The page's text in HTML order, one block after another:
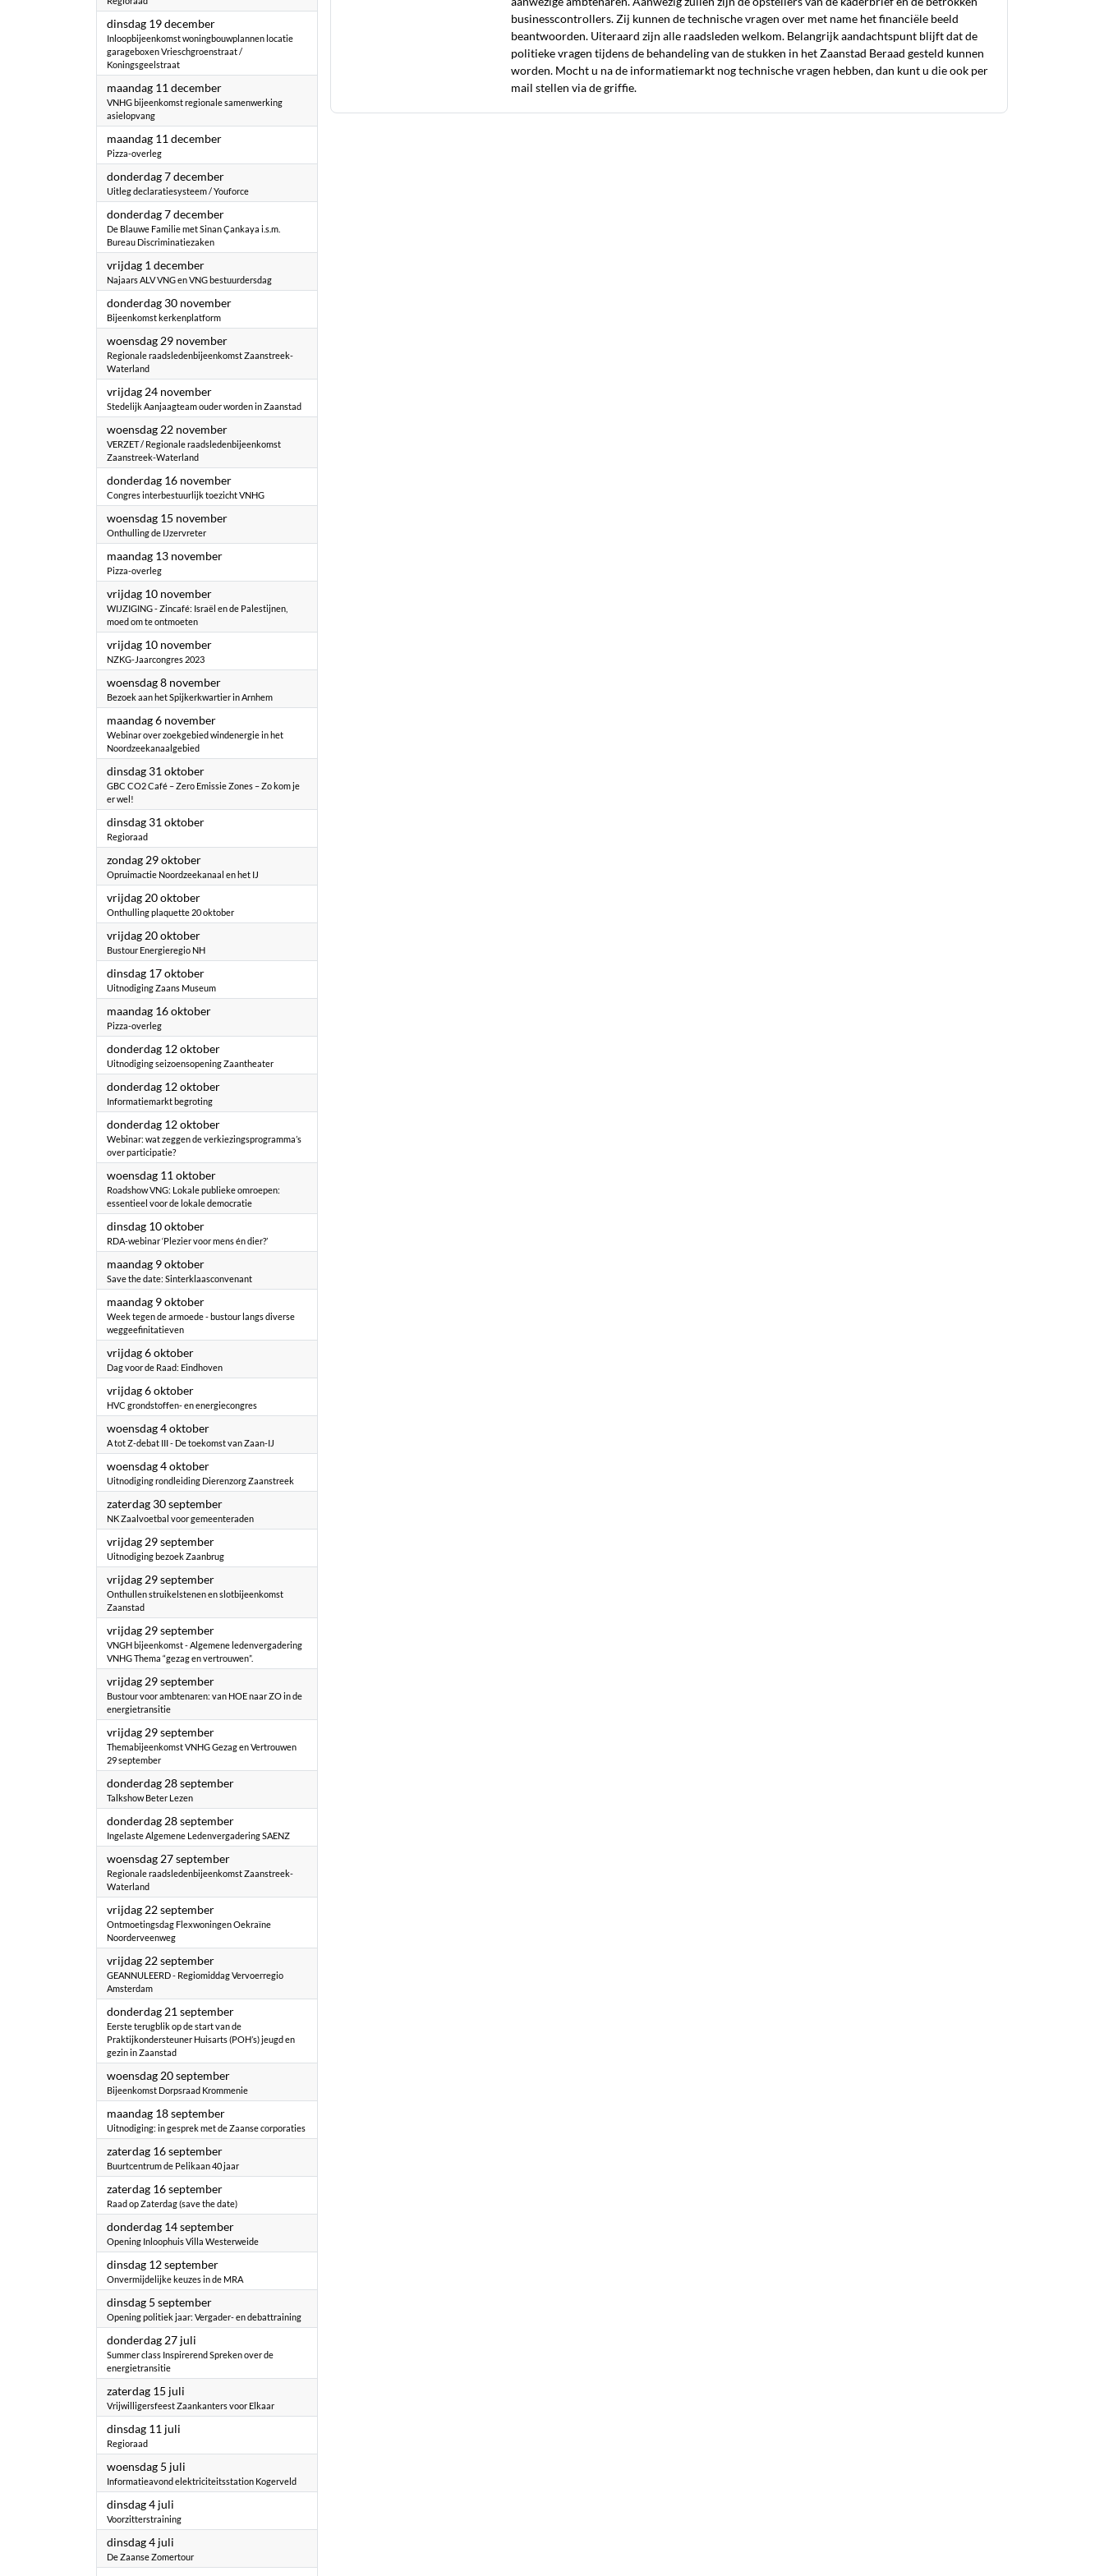
dinsdag 19 december2023
Inloopbijeenkomst woningbouwplannen locatie
garageboxen Vrieschgroenstraat /
Koningsgeelstraat
maandag 11 december2023
VNHG bijeenkomst regionale samenwerking
asielopvang
maandag 11 december2023
Pizza-overleg
donderdag 7 december2023
Uitleg declaratiesysteem / Youforce
donderdag 7 december2023
De Blauwe Familie met Sinan Çankaya i.s.m.
Bureau Discriminatiezaken
vrijdag 1 december2023
Najaars ALV VNG en VNG bestuurdersdag
donderdag 30 november2023
Bijeenkomst kerkenplatform
woensdag 29 november2023
Regionale raadsledenbijeenkomst Zaanstreek-
Waterland
vrijdag 24 november2023
Stedelijk Aanjaagteam ouder worden in Zaanstad
woensdag 22 november2023
VERZET / Regionale raadsledenbijeenkomst
Zaanstreek-Waterland
donderdag 16 november2023
Congres interbestuurlijk toezicht VNHG
woensdag 15 november2023
Onthulling de IJzervreter
maandag 13 november2023
Pizza-overleg
vrijdag 10 november2023
WIJZIGING - Zincafé: Israël en de Palestijnen,
moed om te ontmoeten
vrijdag 10 november2023
NZKG-Jaarcongres 2023
woensdag 8 november2023
Bezoek aan het Spijkerkwartier in Arnhem
maandag 6 november2023
Webinar over zoekgebied windenergie in het
Noordzeekanaalgebied
dinsdag 31 oktober2023
GBC CO2 Café – Zero Emissie Zones – Zo kom je
er wel!
dinsdag 31 oktober2023
Regioraad
zondag 29 oktober2023
Opruimactie Noordzeekanaal en het IJ
vrijdag 20 oktober2023
Onthulling plaquette 20 oktober
vrijdag 20 oktober2023
Bustour Energieregio NH
dinsdag 17 oktober2023
Uitnodiging Zaans Museum
maandag 16 oktober2023
Pizza-overleg
donderdag 12 oktober2023
Uitnodiging seizoensopening Zaantheater
donderdag 12 oktober2023
Informatiemarkt begroting
donderdag 12 oktober2023
Webinar: wat zeggen de verkiezingsprogramma’s
over participatie?
woensdag 11 oktober2023
Roadshow VNG: Lokale publieke omroepen:
essentieel voor de lokale democratie
dinsdag 10 oktober2023
RDA-webinar ‘Plezier voor mens én dier?’
maandag 9 oktober2023
Save the date: Sinterklaasconvenant
maandag 9 oktober2023
Week tegen de armoede - bustour langs diverse
weggeefinitatieven
vrijdag 6 oktober2023
Dag voor de Raad: Eindhoven
vrijdag 6 oktober2023
HVC grondstoffen- en energiecongres
woensdag 4 oktober2023
A tot Z-debat III - De toekomst van Zaan-IJ
woensdag 4 oktober2023
Uitnodiging rondleiding Dierenzorg Zaanstreek
zaterdag 30 september2023
NK Zaalvoetbal voor gemeenteraden
vrijdag 29 september2023
Uitnodiging bezoek Zaanbrug
vrijdag 29 september2023
Onthullen struikelstenen en slotbijeenkomst
Zaanstad
vrijdag 29 september2023
VNGH bijeenkomst - Algemene ledenvergadering
VNHG Thema “gezag en vertrouwen”.
vrijdag 29 september2023
Bustour voor ambtenaren: van HOE naar ZO in de
energietransitie
vrijdag 29 september2023
Themabijeenkomst VNHG Gezag en Vertrouwen
29 september
donderdag 28 september2023
Talkshow Beter Lezen
donderdag 28 september2023
Ingelaste Algemene Ledenvergadering SAENZ
woensdag 27 september2023
Regionale raadsledenbijeenkomst Zaanstreek-
Waterland
vrijdag 22 september2023
Ontmoetingsdag Flexwoningen Oekraïne
Noorderveenweg
vrijdag 22 september2023
GEANNULEERD - Regiomiddag Vervoerregio
Amsterdam
donderdag 21 september2023
Eerste terugblik op de start van de
Praktijkondersteuner Huisarts (POH’s) jeugd en
gezin in Zaanstad
woensdag 20 september2023
Bijeenkomst Dorpsraad Krommenie
maandag 18 september2023
Uitnodiging: in gesprek met de Zaanse corporaties
zaterdag 16 september2023
Buurtcentrum de Pelikaan 40 jaar
zaterdag 16 september2023
Raad op Zaterdag (save the date)
donderdag 14 september2023
Opening Inloophuis Villa Westerweide
dinsdag 12 september2023
Onvermijdelijke keuzes in de MRA
dinsdag 5 september2023
Opening politiek jaar: Vergader- en debattraining
donderdag 27 juli
Summer class Inspirerend Spreken over de
energietransitie
zaterdag 15 juli
Vrijwilligersfeest Zaankanters voor Elkaar
dinsdag 11 juli
Regioraad
woensdag 5 juli
Informatieavond elektriciteitsstation Kogerveld
dinsdag 4 juli
Voorzitterstraining
dinsdag 4 juli
De Zaanse Zomertour
businesscontrollers. Zij kunnen de technische vragen over met name het financiële beeld
beantwoorden. Uiteraard zijn alle raadsleden welkom. Belangrijk aandachtspunt blijft dat de
politieke vragen tijdens de behandeling van de stukken in het Zaanstad Beraad gesteld kunnen
worden. Mocht u na de informatiemarkt nog technische vragen hebben, dan kunt u die ook per
mail stellen via de griffie.